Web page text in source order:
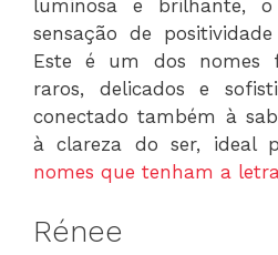
luminosa e brilhante,
sensação de
Este é um dos nomes
raros, delicados e
conectado também à
à clareza do ser, ideal
nomes que tenham a
Rénee